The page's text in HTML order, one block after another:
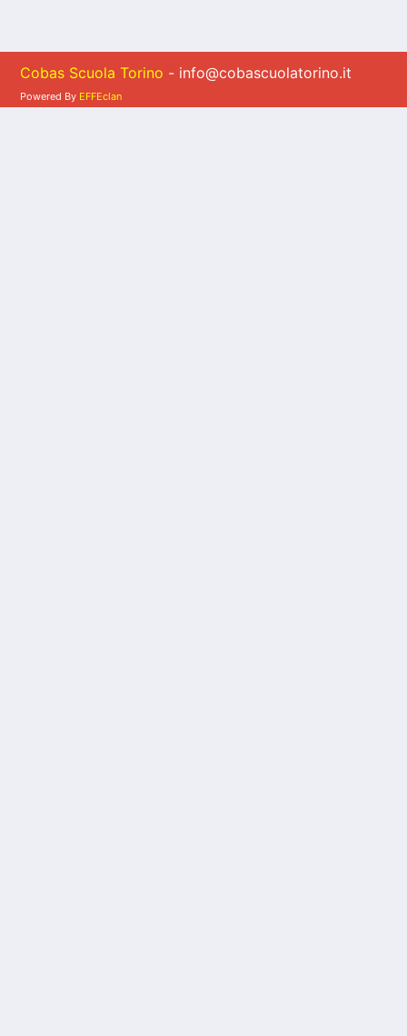
Cobas Scuola Torino - info@cobascuolatorino.it
Powered By EFFEclan